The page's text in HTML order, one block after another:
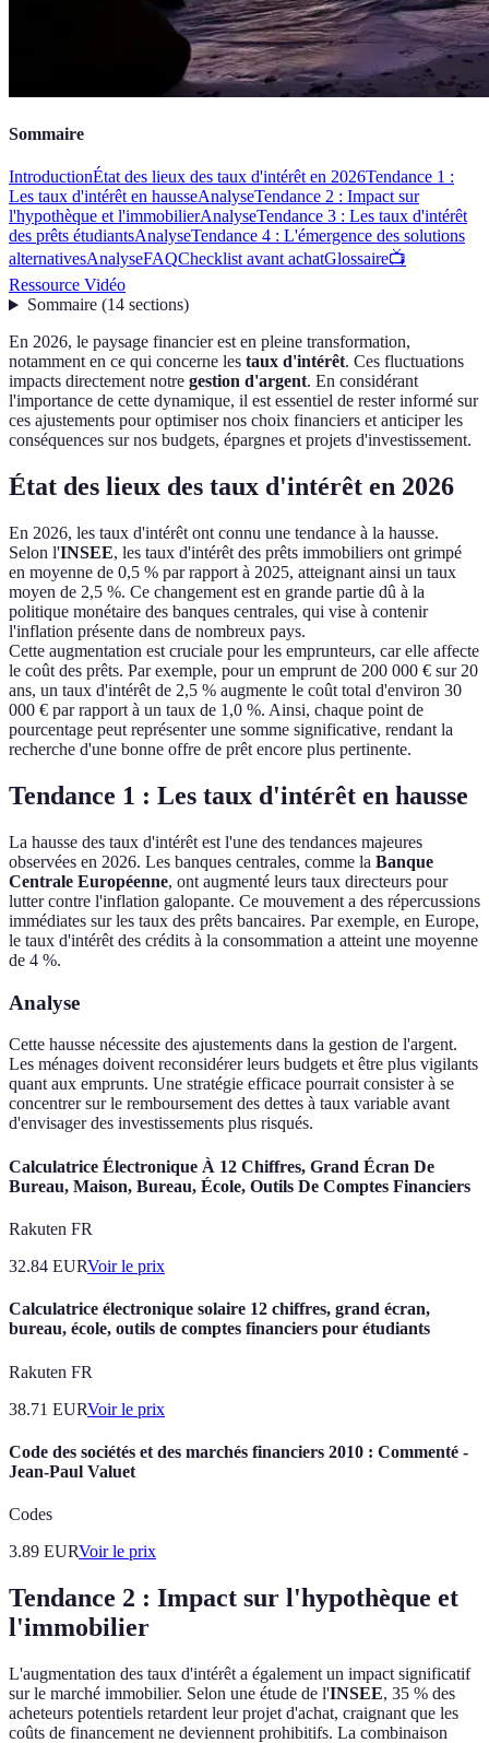
Sommaire
IntroductionÉtat des lieux des taux d'intérêt en 2026Tendance 1 :
Les taux d'intérêt en hausseAnalyseTendance 2 : Impact sur
l'hypothèque et l'immobilierAnalyseTendance 3 : Les taux d'intérêt
des prêts étudiantsAnalyseTendance 4 : L'émergence des solutions
alternativesAnalyseFAQChecklist avant achatGlossaire📺
Ressource Vidéo
Sommaire(14 sections)
En 2026, le paysage financier est en pleine transformation,
notamment en ce qui concerne les taux d'intérêt. Ces fluctuations
impacts directement notre gestion d'argent. En considérant
l'importance de cette dynamique, il est essentiel de rester informé sur
ces ajustements pour optimiser nos choix financiers et anticiper les
conséquences sur nos budgets, épargnes et projets d'investissement.
État des lieux des taux d'intérêt en 2026
En 2026, les taux d'intérêt ont connu une tendance à la hausse.
Selon l'INSEE, les taux d'intérêt des prêts immobiliers ont grimpé
en moyenne de 0,5 % par rapport à 2025, atteignant ainsi un taux
moyen de 2,5 %. Ce changement est en grande partie dû à la
politique monétaire des banques centrales, qui vise à contenir
l'inflation présente dans de nombreux pays.
Cette augmentation est cruciale pour les emprunteurs, car elle affecte
le coût des prêts. Par exemple, pour un emprunt de 200 000 € sur 20
ans, un taux d'intérêt de 2,5 % augmente le coût total d'environ 30
000 € par rapport à un taux de 1,0 %. Ainsi, chaque point de
pourcentage peut représenter une somme significative, rendant la
recherche d'une bonne offre de prêt encore plus pertinente.
Tendance 1 : Les taux d'intérêt en hausse
La hausse des taux d'intérêt est l'une des tendances majeures
observées en 2026. Les banques centrales, comme la Banque
Centrale Européenne, ont augmenté leurs taux directeurs pour
lutter contre l'inflation galopante. Ce mouvement a des répercussions
immédiates sur les taux des prêts bancaires. Par exemple, en Europe,
le taux d'intérêt des crédits à la consommation a atteint une moyenne
de 4 %.
Analyse
Cette hausse nécessite des ajustements dans la gestion de l'argent.
Les ménages doivent reconsidérer leurs budgets et être plus vigilants
quant aux emprunts. Une stratégie efficace pourrait consister à se
concentrer sur le remboursement des dettes à taux variable avant
d'envisager des investissements plus risqués.
Calculatrice Électronique À 12 Chiffres, Grand Écran De
Bureau, Maison, Bureau, École, Outils De Comptes Financiers
Rakuten FR
32.84 EURVoir le prix
Calculatrice électronique solaire 12 chiffres, grand écran,
bureau, école, outils de comptes financiers pour étudiants
Rakuten FR
38.71 EURVoir le prix
Code des sociétés et des marchés financiers 2010 : Commenté -
Jean-Paul Valuet
Codes
3.89 EURVoir le prix
Tendance 2 : Impact sur l'hypothèque et
l'immobilier
L'augmentation des taux d'intérêt a également un impact significatif
sur le marché immobilier. Selon une étude de l'INSEE, 35 % des
acheteurs potentiels retardent leur projet d'achat, craignant que les
coûts de financement ne deviennent prohibitifs. La combinaison